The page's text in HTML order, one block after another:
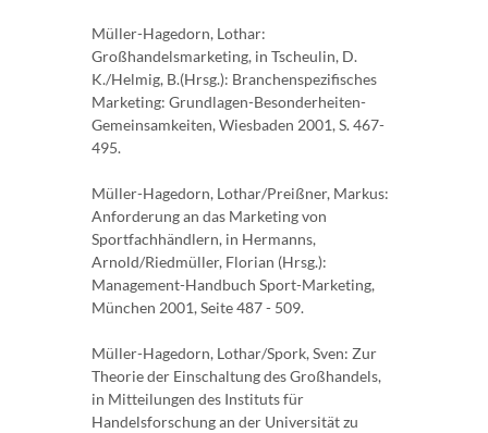
Müller-Hagedorn, Lothar:
Großhandelsmarketing, in Tscheulin, D.
K./Helmig, B.(Hrsg.): Branchenspezifisches
Marketing: Grundlagen-Besonderheiten-
Gemeinsamkeiten, Wiesbaden 2001, S. 467-
495.
Müller-Hagedorn, Lothar/Preißner, Markus:
Anforderung an das Marketing von
Sportfachhändlern, in Hermanns,
Arnold/Riedmüller, Florian (Hrsg.):
Management-Handbuch Sport-Marketing,
München 2001, Seite 487 - 509.
Müller-Hagedorn, Lothar/Spork, Sven: Zur
Theorie der Einschaltung des Großhandels,
in Mitteilungen des Instituts für
Handelsforschung an der Universität zu